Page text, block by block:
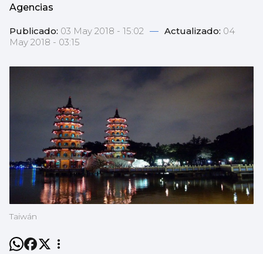
Agencias
Publicado: 03 May 2018 - 15:02 — Actualizado: 04
May 2018 - 03:15
Taiwán